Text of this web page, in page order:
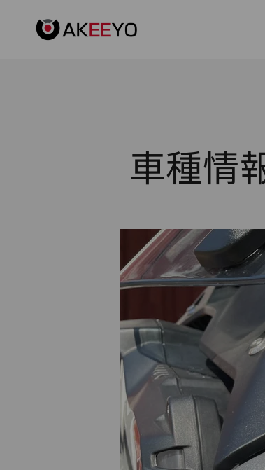
AKEEYO Japan
車種情